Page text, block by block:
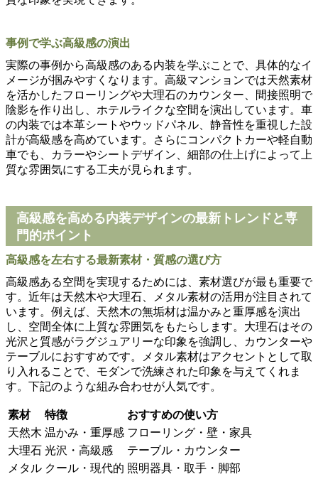
事例で学ぶ高級感の演出
実際の事例から高級感のある内装を学ぶことで、具体的なイ
メージが掴みやすくなります。高級マンションでは天然素材
を活かしたフローリングや大理石のカウンター、間接照明で
陰影を作り出し、ホテルライクな空間を演出しています。車
の内装では本革シートやウッドパネル、静音性を重視した設
計が高級感を高めています。さらにコンパクトカーや軽自動
車でも、カラーやシートデザイン、細部の仕上げによって上
質な雰囲気にする工夫が見られます。
高級感を高める内装デザインの最新トレンドと専
門的ポイント
高級感を左右する最新素材・質感の選び方
高級感ある空間を実現するためには、素材選びが最も重要で
す。近年は天然木や大理石、メタル素材の活用が注目されて
います。例えば、天然木の無垢材は温かみと重厚感を演出
し、空間全体に上質な雰囲気をもたらします。大理石はその
光沢と質感がラグジュアリーな印象を強調し、カウンターや
テーブルにおすすめです。メタル素材はアクセントとして取
り入れることで、モダンで洗練された印象を与えてくれま
す。下記のような組み合わせが人気です。
素材 特徴
おすすめの使い方
天然木 温かみ・重厚感 フローリング・壁・家具
大理石 光沢・高級感
テーブル・カウンター
メタル クール・現代的 照明器具・取手・脚部